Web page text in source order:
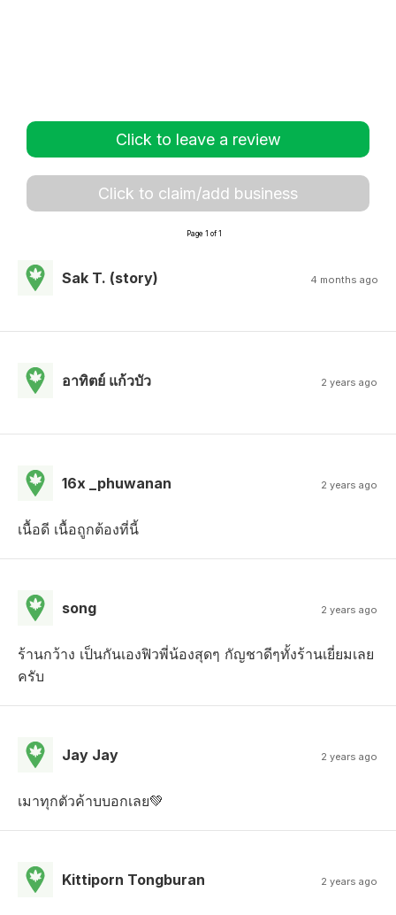
Click to leave a review
Click to claim/add business
Page 1 of 1
Sak T. (story) 4 months ago
อาทิตย์ แก้วบัว 2 years ago
16x _phuwanan 2 years ago
เนื้อดี เนื้อถูกต้องที่นี้
song 2 years ago
ร้านกว้าง เป็นกันเองฟิวพี่น้องสุดๆ กัญชาดีๆทั้งร้านเยี่ยมเลย
ครับ
Jay Jay 2 years ago
เมาทุกตัวค้าบบอกเลย💚
Kittiporn Tongburan 2 years ago